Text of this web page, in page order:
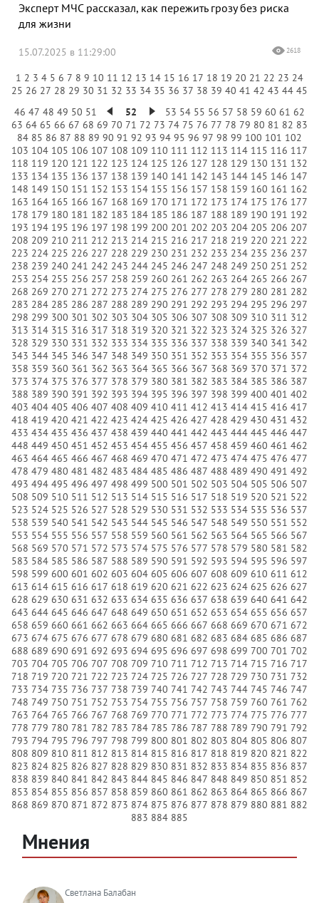
Эксперт МЧС рассказал, как пережить грозу без риска
для жизни
15.07.2025 в 11:29:00 2618
1 2 3 4 5 6 7 8 9 10 11 12 13 14 15 16 17 18 19 20 21 22 23 24
25 26 27 28 29 30 31 32 33 34 35 36 37 38 39 40 41 42 43 44 45
46 47 48 49 50 51 52 53 54 55 56 57 58 59 60 61 62
63 64 65 66 67 68 69 70 71 72 73 74 75 76 77 78 79 80 81 82 83
84 85 86 87 88 89 90 91 92 93 94 95 96 97 98 99 100 101 102
103 104 105 106 107 108 109 110 111 112 113 114 115 116 117
118 119 120 121 122 123 124 125 126 127 128 129 130 131 132
133 134 135 136 137 138 139 140 141 142 143 144 145 146 147
148 149 150 151 152 153 154 155 156 157 158 159 160 161 162
163 164 165 166 167 168 169 170 171 172 173 174 175 176 177
178 179 180 181 182 183 184 185 186 187 188 189 190 191 192
193 194 195 196 197 198 199 200 201 202 203 204 205 206 207
208 209 210 211 212 213 214 215 216 217 218 219 220 221 222
223 224 225 226 227 228 229 230 231 232 233 234 235 236 237
238 239 240 241 242 243 244 245 246 247 248 249 250 251 252
253 254 255 256 257 258 259 260 261 262 263 264 265 266 267
268 269 270 271 272 273 274 275 276 277 278 279 280 281 282
283 284 285 286 287 288 289 290 291 292 293 294 295 296 297
298 299 300 301 302 303 304 305 306 307 308 309 310 311 312
313 314 315 316 317 318 319 320 321 322 323 324 325 326 327
328 329 330 331 332 333 334 335 336 337 338 339 340 341 342
343 344 345 346 347 348 349 350 351 352 353 354 355 356 357
358 359 360 361 362 363 364 365 366 367 368 369 370 371 372
373 374 375 376 377 378 379 380 381 382 383 384 385 386 387
388 389 390 391 392 393 394 395 396 397 398 399 400 401 402
403 404 405 406 407 408 409 410 411 412 413 414 415 416 417
418 419 420 421 422 423 424 425 426 427 428 429 430 431 432
433 434 435 436 437 438 439 440 441 442 443 444 445 446 447
448 449 450 451 452 453 454 455 456 457 458 459 460 461 462
463 464 465 466 467 468 469 470 471 472 473 474 475 476 477
478 479 480 481 482 483 484 485 486 487 488 489 490 491 492
493 494 495 496 497 498 499 500 501 502 503 504 505 506 507
508 509 510 511 512 513 514 515 516 517 518 519 520 521 522
523 524 525 526 527 528 529 530 531 532 533 534 535 536 537
538 539 540 541 542 543 544 545 546 547 548 549 550 551 552
553 554 555 556 557 558 559 560 561 562 563 564 565 566 567
568 569 570 571 572 573 574 575 576 577 578 579 580 581 582
583 584 585 586 587 588 589 590 591 592 593 594 595 596 597
598 599 600 601 602 603 604 605 606 607 608 609 610 611 612
613 614 615 616 617 618 619 620 621 622 623 624 625 626 627
628 629 630 631 632 633 634 635 636 637 638 639 640 641 642
643 644 645 646 647 648 649 650 651 652 653 654 655 656 657
658 659 660 661 662 663 664 665 666 667 668 669 670 671 672
673 674 675 676 677 678 679 680 681 682 683 684 685 686 687
688 689 690 691 692 693 694 695 696 697 698 699 700 701 702
703 704 705 706 707 708 709 710 711 712 713 714 715 716 717
718 719 720 721 722 723 724 725 726 727 728 729 730 731 732
733 734 735 736 737 738 739 740 741 742 743 744 745 746 747
748 749 750 751 752 753 754 755 756 757 758 759 760 761 762
763 764 765 766 767 768 769 770 771 772 773 774 775 776 777
778 779 780 781 782 783 784 785 786 787 788 789 790 791 792
793 794 795 796 797 798 799 800 801 802 803 804 805 806 807
808 809 810 811 812 813 814 815 816 817 818 819 820 821 822
823 824 825 826 827 828 829 830 831 832 833 834 835 836 837
838 839 840 841 842 843 844 845 846 847 848 849 850 851 852
853 854 855 856 857 858 859 860 861 862 863 864 865 866 867
868 869 870 871 872 873 874 875 876 877 878 879 880 881 882
883 884 885
Мнения
Светлана Балабан